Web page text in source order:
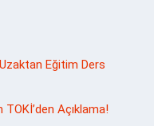
Eğitim Ders
Açıklama!